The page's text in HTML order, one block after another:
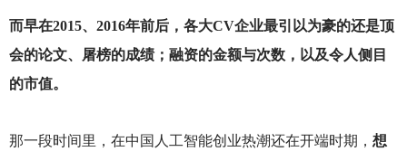
而早在2015、2016年前后，各大CV企业最引以为豪的还是顶
会的论文、屠榜的成绩；融资的金额与次数，以及令人侧目
的市值。
那一段时间里，在中国人工智能创业热潮还在开端时期， 想